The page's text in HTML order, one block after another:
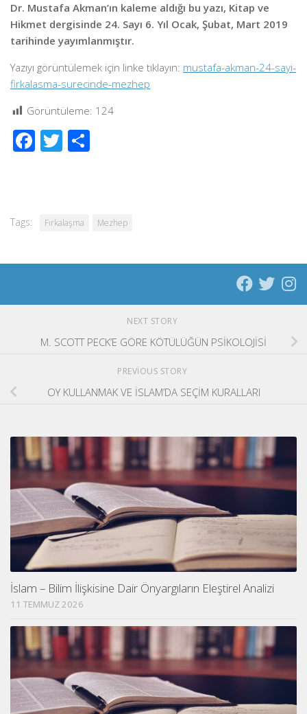
Dr. Mustafa Akman’ın kaleme aldığı bu yazı, Kitap ve
Hikmet dergisinde 24. Sayı 6. Yıl Ocak, Şubat, Mart 2019
tarihinde yayımlanmıştır.
Yazıyı görüntülemek için linke tıklayın: mustafa-akman-24-sayi-
firkalasma-surecinde-mezhep
Görüntüleme: 124
Facebook
Twitter
Tags: Fırkalaşma Mezhep
NEXT STORY
M. SCOTT PECK’E GÖRE KÖTÜLÜĞÜN PSİKOLOJİSİ
PREVIOUS STORY
OY KULLANMAK VE İSLAM’DA SEÇİM KURALLARI
İslam – Bilim İlişkisine Dair Önyargıların Eleştirel Analizi
11 TEMMUZ 2026